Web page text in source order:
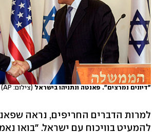
"דיונים נמרצים". פאנטה ונתניהו בישראל(צילום: AP)
למרות הדברים החריפים, נראה
להמעיט בוויכוח עם ישראל. "בואו